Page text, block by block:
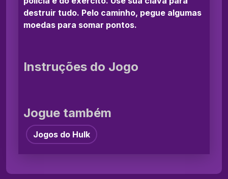
destruir tudo. Pelo caminho, pegue algumas
moedas para somar pontos.
Instruções do Jogo
Jogue também
Jogos do Hulk